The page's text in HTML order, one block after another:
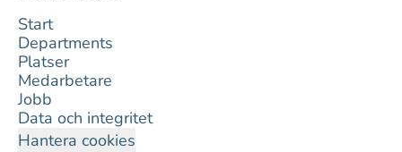
Start
Departments
Platser
Medarbetare
Jobb
Data och integritet
Hantera cookies